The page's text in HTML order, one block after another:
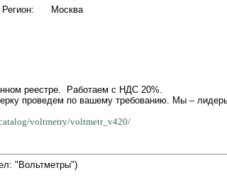
Регион:
Москва
реестре. Работаем с НДС 20%.
проведем по вашему требованию. Мы –
voltmetry/voltmetr_v420/
"Вольтметры")